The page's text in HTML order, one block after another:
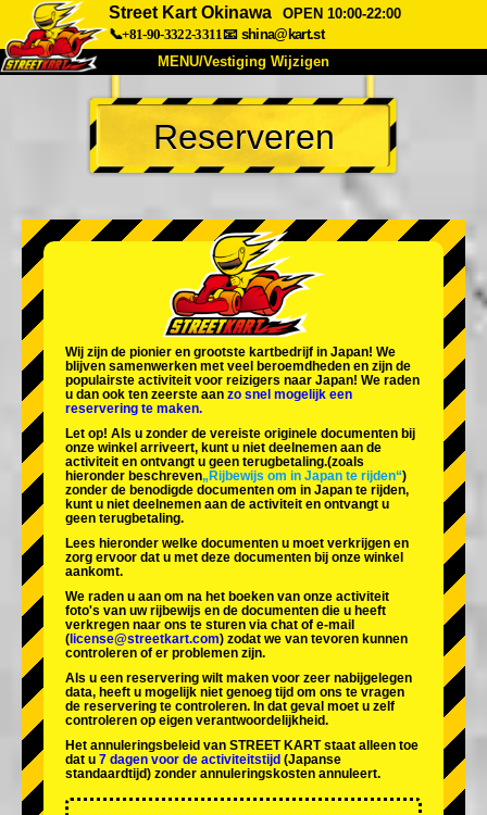
Street Kart Okinawa
OPEN 10:00-22:00
📞+81-90-3322-3311📧 shina@kart.st
MENU/Vestiging Wijzigen
TOP
Over Ons Specificaties Prijs
Bedrijf Reserveren
Vestiging Wijzigen
Tokio Shinagawa Tokio Akihabara#1
Tokio Akihabara#2
Tokio Shibuya Annex Tokio Baai
Tokio Asakusa Osaka
Okinawa
Reserveren
Wij zijn de pionier en grootste kartbedrijf in Japan! We
blijven samenwerken met veel beroemdheden en zijn de
populairste activiteit voor reizigers naar Japan! We raden
u dan ook ten zeerste aan zo snel mogelijk een
reservering te maken.
Let op! Als u zonder de vereiste originele documenten bij
onze winkel arriveert, kunt u niet deelnemen aan de
activiteit en ontvangt u geen terugbetaling.(zoals
hieronder beschreven„Rijbewijs om in Japan te rijden“)
zonder de benodigde documenten om in Japan te rijden,
kunt u niet deelnemen aan de activiteit en ontvangt u
geen terugbetaling.
Lees hieronder welke documenten u moet verkrijgen en
zorg ervoor dat u met deze documenten bij onze winkel
aankomt.
We raden u aan om na het boeken van onze activiteit
foto's van uw rijbewijs en de documenten die u heeft
verkregen naar ons te sturen via chat of e-mail
( license@streetkart.com) zodat we van tevoren kunnen
controleren of er problemen zijn.
Als u een reservering wilt maken voor zeer nabijgelegen
data, heeft u mogelijk niet genoeg tijd om ons te vragen
de reservering te controleren. In dat geval moet u zelf
controleren op eigen verantwoordelijkheid.
Het annuleringsbeleid van STREET KART staat alleen toe
dat u 7 dagen voor de activiteitstijd (Japanse
standaardtijd) zonder annuleringskosten annuleert.